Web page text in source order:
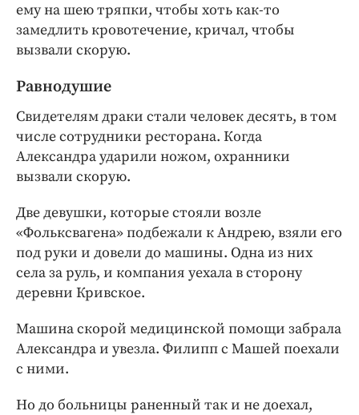
ему на шею тряпки, чтобы хоть как-то
замедлить кровотечение, кричал, чтобы
вызвали скорую.
Равнодушие
Свидетелям драки стали человек десять, в том
числе сотрудники ресторана. Когда
Александра ударили ножом, охранники
вызвали скорую.
Две девушки, которые стояли возле
«Фольксвагена» подбежали к Андрею, взяли его
под руки и довели до машины. Одна из них
села за руль, и компания уехала в сторону
деревни Кривское.
Машина скорой медицинской помощи забрала
Александра и увезла. Филипп с Машей поехали
с ними.
Но до больницы раненный так и не доехал,